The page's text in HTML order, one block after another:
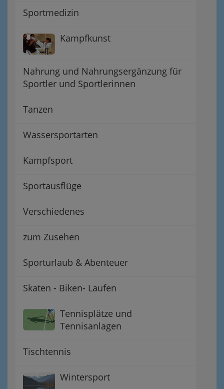
Sportmedizin
Kampfkunst
Nahrung und Nahrungsergänzung für
Sportler und Sportlerinnen
Tanzen
Wassersportarten
Kampfsport
Sportausflüge
Verschiedenes
zum Zusehen
Sporturlaub & Abenteuer
Skaten - Biken- Laufen
Tennisplätze und
Tennisanlagen
Tischtennis
Wintersport